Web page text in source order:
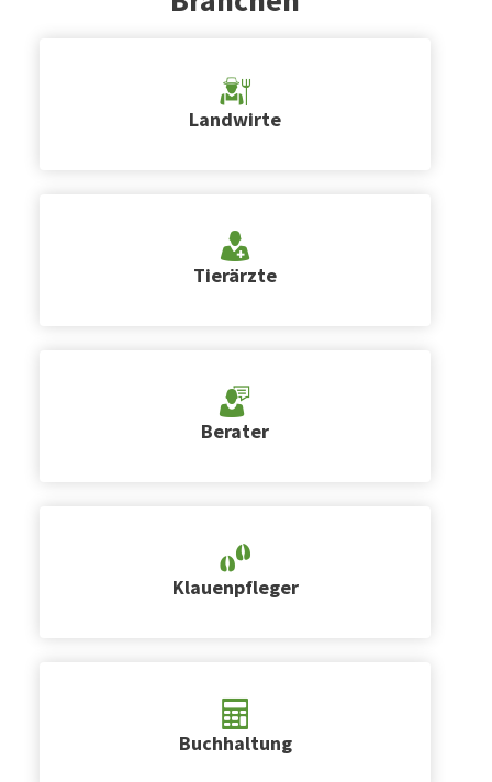
Landwirte
Tierärzte
Berater
Klauenpfleger
Buchhaltung